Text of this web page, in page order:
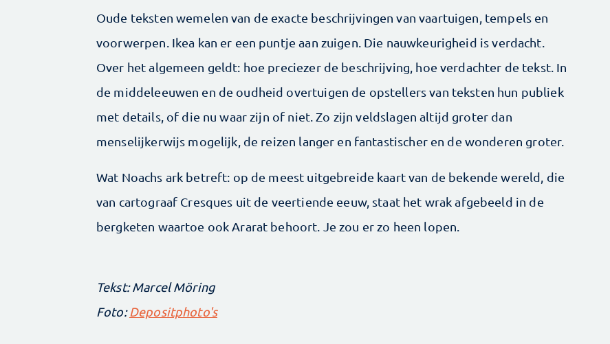
Oude teksten wemelen van de exacte beschrijvingen van vaartuigen, tempels en
voorwerpen. Ikea kan er een puntje aan zuigen. Die nauwkeurigheid is verdacht.
Over het algemeen geldt: hoe preciezer de beschrijving, hoe verdachter de tekst. In
de middeleeuwen en de oudheid overtuigen de opstellers van teksten hun publiek
met details, of die nu waar zijn of niet. Zo zijn veldslagen altijd groter dan
menselijkerwijs mogelijk, de reizen langer en fantastischer en de wonderen groter.
Wat Noachs ark betreft: op de meest uitgebreide kaart van de bekende wereld, die
van cartograaf Cresques uit de veertiende eeuw, staat het wrak afgebeeld in de
bergketen waartoe ook Ararat behoort. Je zou er zo heen lopen.
Tekst: Marcel Möring
Foto:Depositphoto's